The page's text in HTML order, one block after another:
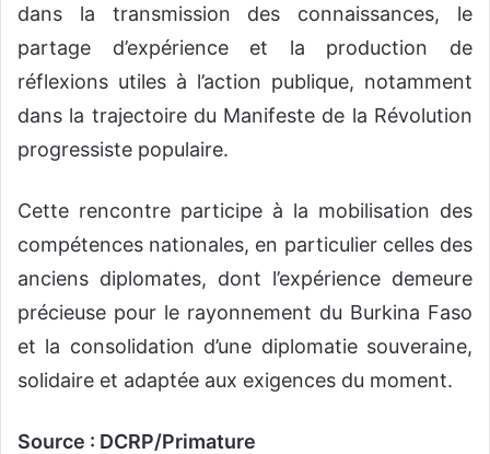
dans la transmission des connaissances, le
partage d’expérience et la production de
réflexions utiles à l’action publique, notamment
dans la trajectoire du Manifeste de la Révolution
progressiste populaire.
‎‎Cette rencontre participe à la mobilisation des
compétences nationales, en particulier celles des
anciens diplomates, dont l’expérience demeure
précieuse pour le rayonnement du Burkina Faso
et la consolidation d’une diplomatie souveraine,
solidaire et adaptée aux exigences du moment.
Source : DCRP/Primature